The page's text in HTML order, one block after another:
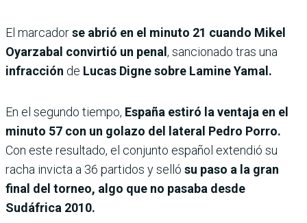
El marcadorse abrió en el minuto 21 cuando Mikel
Oyarzabal convirtió un penal , sancionado tras una
infracción de Lucas Digne sobre Lamine Yamal.
En el segundo tiempo, España estiró la ventaja en el
minuto 57 con un golazo del lateral Pedro Porro.
Con este resultado, el conjunto español extendió su
racha invicta a 36 partidos y selló su paso a la gran
final del torneo, algo que no pasaba desde
Sudáfrica 2010.